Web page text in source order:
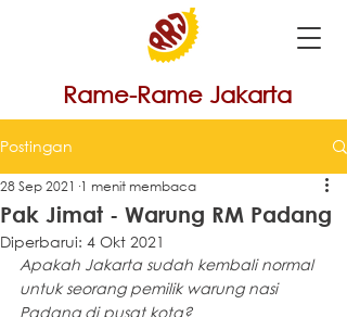
Rame-Rame Jakarta
Postingan
Pak Jimat - Warung RM Padang
28 Sep 2021 1 menit membaca
Diperbarui: 4 Okt 2021
Apakah Jakarta sudah kembali normal
untuk seorang pemilik warung nasi
Padang di pusat kota?